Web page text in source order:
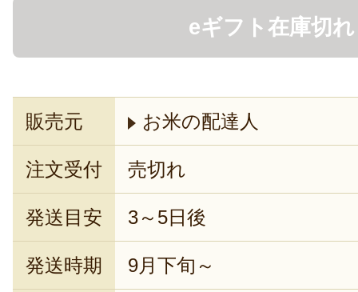
eギフト在庫切れ
販売元 お米の配達人
注文受付 売切れ
発送目安 3～5日後
発送時期 9月下旬～